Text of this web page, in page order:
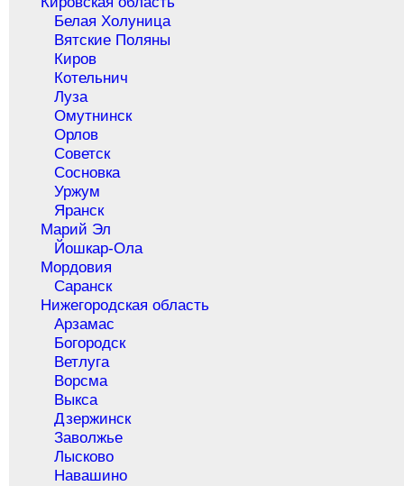
Белая Холуница
Вятские Поляны
Киров
Котельнич
Луза
Омутнинск
Орлов
Советск
Сосновка
Уржум
Яранск
Марий Эл
Йошкар-Ола
Мордовия
Саранск
Нижегородская область
Арзамас
Богородск
Ветлуга
Ворсма
Выкса
Дзержинск
Заволжье
Лысково
Навашино